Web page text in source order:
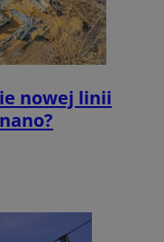
nowej linii